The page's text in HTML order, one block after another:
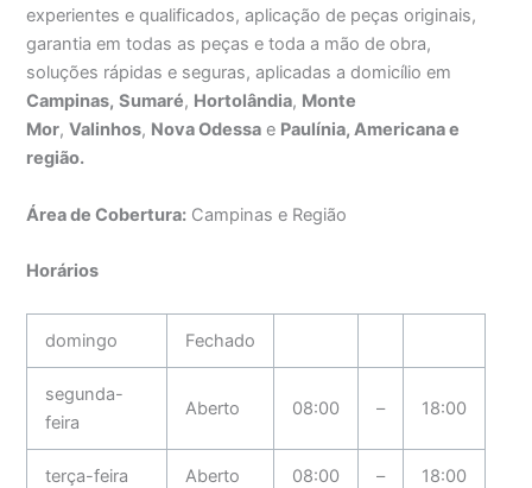
experientes e qualificados, aplicação de peças originais,
garantia em todas as peças e toda a mão de obra,
soluções rápidas e seguras, aplicadas a domicílio em
Campinas, Sumaré, Hortolândia, Monte
Mor,Valinhos, Nova Odessa e Paulínia, Americana e
região.
Área de Cobertura: Campinas e Região
Horários
domingo Fechado
segunda-
feira
Aberto 08:00 – 18:00
terça-feira Aberto 08:00 – 18:00